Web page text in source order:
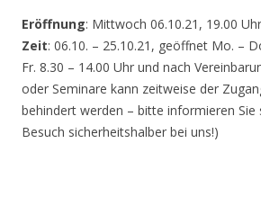
Eröffnung: Mittwoch 06.10.21, 19.00 Uhr
Zeit: 06.10. – 25.10.21, geöffnet Mo. –
Fr. 8.30 – 14.00 Uhr und nach
oder Seminare kann zeitweise der
behindert werden – bitte informieren Sie
Besuch sicherheitshalber bei uns!)